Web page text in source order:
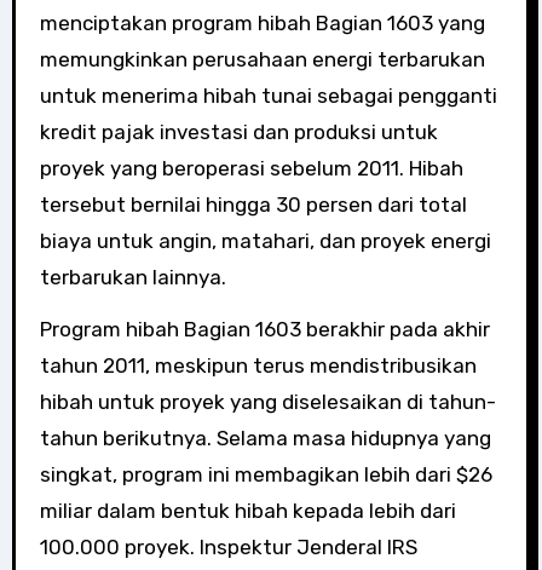
menciptakan program hibah Bagian 1603 yang
memungkinkan perusahaan energi terbarukan
untuk menerima hibah tunai sebagai pengganti
kredit pajak investasi dan produksi untuk
proyek yang beroperasi sebelum 2011. Hibah
tersebut bernilai hingga 30 persen dari total
biaya untuk angin, matahari, dan proyek energi
terbarukan lainnya.
Program hibah Bagian 1603 berakhir pada akhir
tahun 2011, meskipun terus mendistribusikan
hibah untuk proyek yang diselesaikan di tahun-
tahun berikutnya. Selama masa hidupnya yang
singkat, program ini membagikan lebih dari $26
miliar dalam bentuk hibah kepada lebih dari
100.000 proyek. Inspektur Jenderal IRS